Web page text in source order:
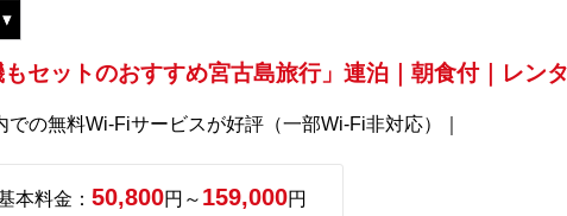
もセットのおすすめ宮古島旅行」連泊｜朝食付｜レ
での無料Wi-Fiサービスが好評（一部Wi-Fi非対応）｜
本料金： 50,800円～ 159,000円